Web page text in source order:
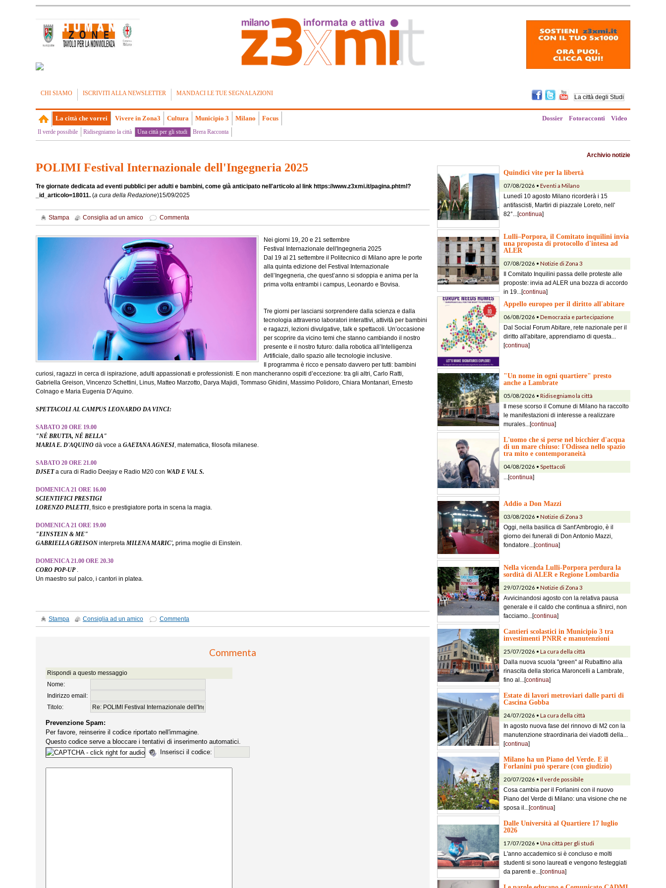
CHI SIAMO ISCRIVITI ALLA NEWSLETTER MANDACI LE TUE SEGNALAZIONI
La città che vorrei Vivere in Zona3 Cultura Municipio 3 Milano Focus Dossier Fotoracconti Video
Il verde possibile Ridisegniamo la città Una città per gli studi Brera Racconta
POLIMI Festival Internazionale dell'Ingegneria 2025
Tre giornate dedicata ad eventi pubblici per adulti e bambini, come già anticipato nell'articolo al link https://www.z3xmi.it/pagina.phtml?
_id_articolo=18011. (a cura della Redazione)15/09/2025
Stampa Consiglia ad un amico Commenta
Nei giorni 19, 20 e 21 settembre
Festival Internazionale dell'Ingegneria 2025
Dal 19 al 21 settembre il Politecnico di Milano apre le porte
alla quinta edizione del Festival Internazionale
dell’Ingegneria, che quest’anno si sdoppia e anima per la
prima volta entrambi i campus, Leonardo e Bovisa.
Tre giorni per lasciarsi sorprendere dalla scienza e dalla
tecnologia attraverso laboratori interattivi, attività per bambini
e ragazzi, lezioni divulgative, talk e spettacoli. Un’occasione
per scoprire da vicino temi che stanno cambiando il nostro
presente e il nostro futuro: dalla robotica all’Intelligenza
Artificiale, dallo spazio alle tecnologie inclusive.
Il programma è ricco e pensato davvero per tutti: bambini
curiosi, ragazzi in cerca di ispirazione, adulti appassionati e professionisti. E non mancheranno ospiti d’eccezione: tra gli altri, Carlo Ratti,
Gabriella Greison, Vincenzo Schettini, Linus, Matteo Marzotto, Darya Majidi, Tommaso Ghidini, Massimo Polidoro, Chiara Montanari, Ernesto
Colnago e Maria Eugenia D’Aquino.
SPETTACOLI AL CAMPUS LEONARDO DA VINCI:
SABATO 20 ORE 19.00
"NÉ BRUTTA, NÉ BELLA"
MARIA E. D'AQUINO dà voce a GAETANA AGNESI, matematica, filosofa milanese.
SABATO 20 ORE 21.00
DJSETa cura di Radio Deejay e Radio M20 con WAD E VAL S.
DOMENICA 21 ORE 16.00
SCIENTIFICI PRESTIGI
LORENZO PALETTI, fisico e prestigiatore porta in scena la magia.
DOMENICA 21 ORE 19.00
"EINSTEIN & ME"
GABRIELLA GREISON interpreta MILENA MARIC', prima moglie di Einstein.
DOMENICA 21.00 ORE 20.30
CORO POP-UP.
Un maestro sul palco, i cantori in platea.
Stampa Consiglia ad un amico Commenta
Commenta
Rispondi a questo messaggio
Nome:
Indirizzo email:
Titolo:
Prevenzione Spam:
Per favore, reinserire il codice riportato nell'immagine.
Questo codice serve a bloccare i tentativi di inserimento automatici.
Inserisci il codice:
Archivio notizie
Quindici vite per la libertà
07/08/2026 • Eventi a Milano
Lunedì 10 agosto Milano ricorderà i 15
antifascisti, Martiri di piazzale Loreto, nell'
82°...[continua]
Lulli–Porpora, il Comitato inquilini invia
una proposta di protocollo d'intesa ad
ALER
07/08/2026 • Notizie di Zona 3
Il Comitato Inquilini passa delle proteste alle
proposte: invia ad ALER una bozza di accordo
in 19...[continua]
Appello europeo per il diritto all'abitare
06/08/2026 • Democrazia e partecipazione
Dal Social Forum Abitare, rete nazionale per il
diritto all'abitare, apprendiamo di questa...
[continua]
"Un nome in ogni quartiere" presto
anche a Lambrate
05/08/2026 • Ridisegniamo la città
Il mese scorso il Comune di Milano ha raccolto
le manifestazioni di interesse a realizzare
murales...[continua]
L'uomo che si perse nel bicchier d'acqua
di un mare chiuso: l'Odissea nello spazio
tra mito e contemporaneità
04/08/2026 • Spettacoli
...[continua]
Addio a Don Mazzi
03/08/2026 • Notizie di Zona 3
Oggi, nella basilica di Sant'Ambrogio, è il
giorno dei funerali di Don Antonio Mazzi,
fondatore...[continua]
Nella vicenda Lulli-Porpora perdura la
sordità di ALER e Regione Lombardia
29/07/2026 • Notizie di Zona 3
Avvicinandosi agosto con la relativa pausa
generale e il caldo che continua a sfinirci, non
facciamo...[continua]
Cantieri scolastici in Municipio 3 tra
investimenti PNRR e manutenzioni
25/07/2026 • La cura della città
Dalla nuova scuola "green" al Rubattino alla
rinascita della storica Maroncelli a Lambrate,
fino al...[continua]
Estate di lavori metroviari dalle parti di
Cascina Gobba
24/07/2026 • La cura della città
In agosto nuova fase del rinnovo di M2 con la
manutenzione straordinaria dei viadotti della...
[continua]
Milano ha un Piano del Verde. E il
Forlanini può sperare (con giudizio)
20/07/2026 • Il verde possibile
Cosa cambia per il Forlanini con il nuovo
Piano del Verde di Milano: una visione che ne
sposa il...[continua]
Dalle Università al Quartiere 17 luglio
2026
17/07/2026 • Una città per gli studi
L'anno accademico si è concluso e molti
studenti si sono laureati e vengono festeggiati
da parenti e...[continua]